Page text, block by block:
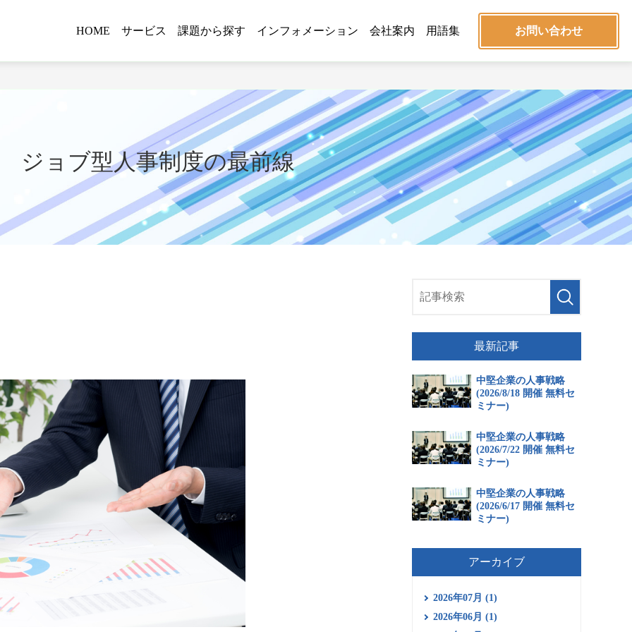
HOME サービス 課題から探す インフォメーション 会社案内 用語集 お問い合わせ
ジョブ型人事制度の最前線
最新記事
中堅企業の人事戦略
(2026/8/18 開催 無料セ
ミナー)
中堅企業の人事戦略
(2026/7/22 開催 無料セ
ミナー)
中堅企業の人事戦略
(2026/6/17 開催 無料セ
ミナー)
アーカイブ
2026年07月 (1)
2026年06月 (1)